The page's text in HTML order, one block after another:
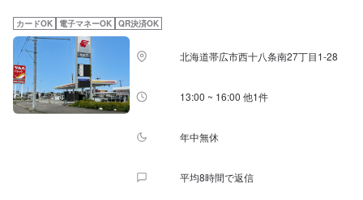
カードOK 電子マネーOK QR決済OK
北海道帯広市西十八条南27丁目1-28
13:00 ~ 16:00 他1件
年中無休
平均8時間で返信